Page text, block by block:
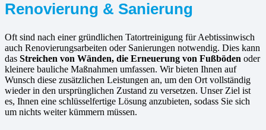
Renovierung & Sanierung
Oft sind nach einer gründlichen Tatortreinigung für Aebtissinwisch
auch Renovierungsarbeiten oder Sanierungen notwendig. Dies kann
das Streichen von Wänden, die Erneuerung von Fußböden oder
kleinere bauliche Maßnahmen umfassen. Wir bieten Ihnen auf
Wunsch diese zusätzlichen Leistungen an, um den Ort vollständig
wieder in den ursprünglichen Zustand zu versetzen. Unser Ziel ist
es, Ihnen eine schlüsselfertige Lösung anzubieten, sodass Sie sich
um nichts weiter kümmern müssen.